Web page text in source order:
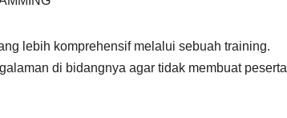
lebih komprehensif melalui sebuah training.
di bidangnya agar tidak membuat peserta